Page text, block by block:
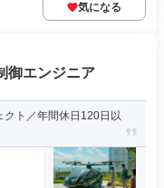
気になる
御エンジニア
ト／年間休日120日以